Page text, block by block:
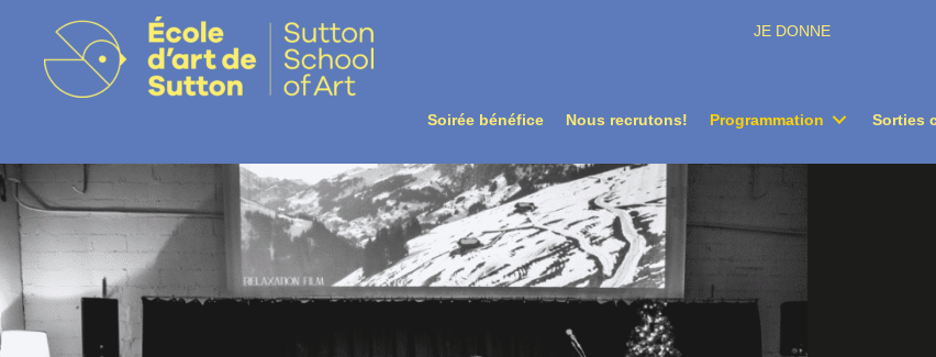
JE DONNE
Soirée bénéfice Nous recrutons! Programmation Sorties